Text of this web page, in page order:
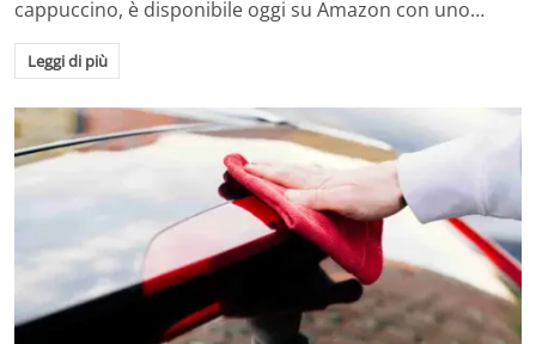
cappuccino, è disponibile oggi su Amazon con uno…
Leggi di più